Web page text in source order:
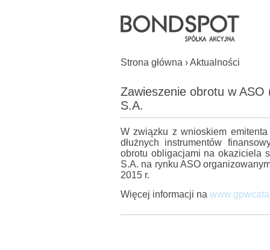
Strona główna ›Aktualności
Zawieszenie obrotu w
S.A.
W związku z wnioskiem
dłużnych instrumentów
obrotu obligacjami na okaziciela
S.A. na rynku ASO
2015 r.
Więcej informacji na